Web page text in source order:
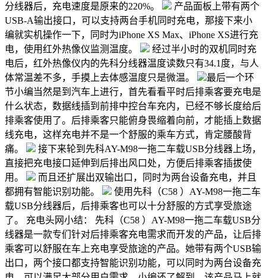
分线器后，充电速度是原来的220%。
产品面板上带有两个
USB-A输出接口，可以支持两台手机同时充电，那接下来小
编就实机操作一下，同时为iPhone XS Max、iPhone XS进行充
电，使用红外热像仪监测温度。
经过半小时的双机同时充
电后，红外热像仪内的先科分线器温度读数只有34.1度，与人
体常温差不多，手摸上去体感温度只是微温。
最后一个环
节小编当然是到汽车上进行，首先看看平时后排乘客要充电是
什么状态，数据线插到前排中控台车充内，已经不够长度给后
排乘客使用了。后排乘客只能俯身畏缩着向前，才能插上数据
线充电，这样充电并不是一个舒服的乘车方式，肯定腰酸背
痛。
接下来轮到先科AY-M98一拖二车载USB分线器上场，
直接把充电接口延伸到后排出风口处，方便后排乘客插拔使
用。
而且还扩展出双输出口，同时为两台设备充电，并且
都拥有智能识别功能。
使用先科（C58 ）AY-M98一拖二车
载USB分线器后，后排乘客也可以十分舒服的方式享受旅途
了。 充电头网小结： 先科（C58 ）AY-M98一拖二车载USB分
线器是一款专们针对后排乘客充电需求而开发的产品，让后排
乘客可以舒服在车上充电享受旅途的产品。她带有两个USB输
出口，两个接口都支持智能识别功能，可以同时为两台设备充